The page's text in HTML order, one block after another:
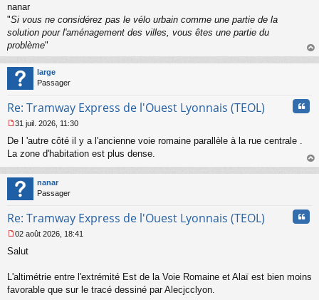
nanar
"Si vous ne considérez pas le vélo urbain comme une partie de la
solution pour l'aménagement des villes, vous êtes une partie du
problème"
au
large
Passager
Re: Tramway Express de l'Ouest Lyonnais (TEOL)
e
s
a
g
e
o
l
u
31 juil. 2026, 11:30
De l 'autre côté il y a l'ancienne voie romaine parallèle à la rue centrale .
La zone d'habitation est plus dense.
au
nanar
Passager
Re: Tramway Express de l'Ouest Lyonnais (TEOL)
e
s
g
02 août 2026, 18:41
Salut
L'altimétrie entre l'extrémité Est de la Voie Romaine et Alaï est bien moins
favorable que sur le tracé dessiné par Alecjcclyon.